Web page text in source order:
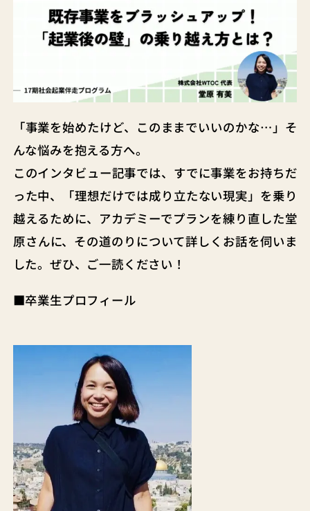
「事業を始めたけど、このままでいいのかな…」そ
んな悩みを抱える方へ。
このインタビュー記事では、すでに事業をお持ちだ
った中、「理想だけでは成り立たない現実」を乗り
越えるために、アカデミーでプランを練り直した堂
原さんに、その道のりについて詳しくお話を伺いま
した。ぜひ、ご一読ください！
■卒業生プロフィール